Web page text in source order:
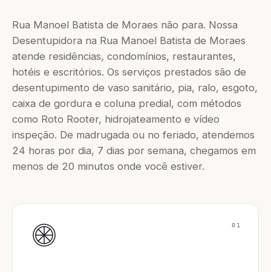
Rua Manoel Batista de Moraes não para. Nossa
Desentupidora na Rua Manoel Batista de Moraes
atende residências, condomínios, restaurantes,
hotéis e escritórios. Os serviços prestados são de
desentupimento de vaso sanitário, pia, ralo, esgoto,
caixa de gordura e coluna predial, com métodos
como Roto Rooter, hidrojateamento e vídeo
inspeção. De madrugada ou no feriado, atendemos
24 horas por dia, 7 dias por semana, chegamos em
menos de 20 minutos onde você estiver.
01